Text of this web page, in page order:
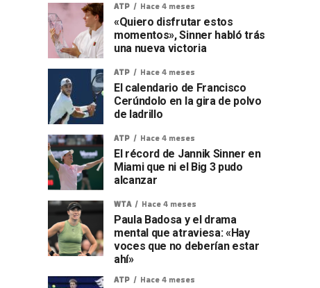
ATP Hace 4 meses
«Quiero disfrutar estos
momentos», Sinner habló trás
una nueva victoria
ATP Hace 4 meses
El calendario de Francisco
Cerúndolo en la gira de polvo
de ladrillo
ATP Hace 4 meses
El récord de Jannik Sinner en
Miami que ni el Big 3 pudo
alcanzar
WTA Hace 4 meses
Paula Badosa y el drama
mental que atraviesa: «Hay
voces que no deberían estar
ahí»
ATP Hace 4 meses